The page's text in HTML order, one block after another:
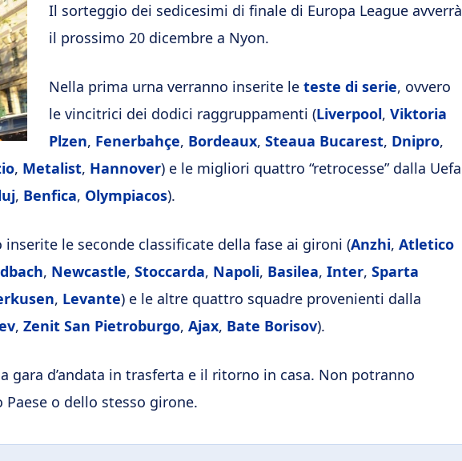
Il sorteggio dei sedicesimi di finale di Europa League avverrà
il prossimo 20 dicembre a Nyon.
Nella prima urna verranno inserite le teste di serie, ovvero
le vincitrici dei dodici raggruppamenti (Liverpool, Viktoria
Plzen, Fenerbahçe, Bordeaux, Steaua Bucarest, Dnipro,
, Metalist, Hannover) e le migliori quattro “retrocesse” dalla Uefa
, Benfica, Olympiacos).
inserite le seconde classificate della fase ai gironi (Anzhi, Atletico
, Newcastle, Stoccarda, Napoli, Basilea, Inter, Sparta
, Levante) e le altre quattro squadre provenienti dalla
, Zenit San Pietroburgo, Ajax, Bate Borisov).
gara d’andata in trasferta e il ritorno in casa. Non potranno
o dello stesso girone.